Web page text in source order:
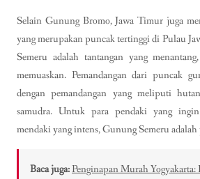
Selain Gunung Bromo, Jawa Timur juga
yang merupakan puncak tertinggi di Pulau
Semeru adalah tantangan yang
memuaskan. Pemandangan dari puncak
dengan pemandangan yang meliputi
samudra. Untuk para pendaki yang ingin
mendaki yang intens, Gunung Semeru
Baca juga:Penginapan Murah Yogyakarta: